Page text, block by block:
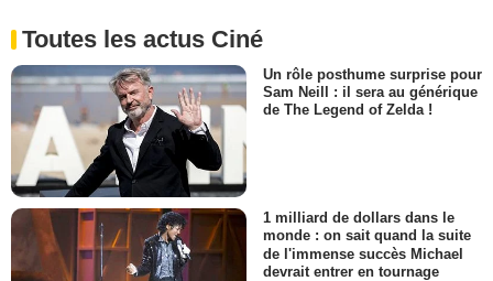
Toutes les actus Ciné
Un rôle posthume surprise pour
Sam Neill : il sera au générique
de The Legend of Zelda !
1 milliard de dollars dans le
monde : on sait quand la suite
de l'immense succès Michael
devrait entrer en tournage